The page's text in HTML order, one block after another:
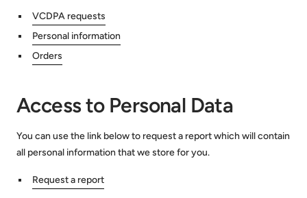
VCDPA requests
Personal information
Orders
Access to Personal Data
You can use the link below to request a report which will contain
all personal information that we store for you.
Request a report